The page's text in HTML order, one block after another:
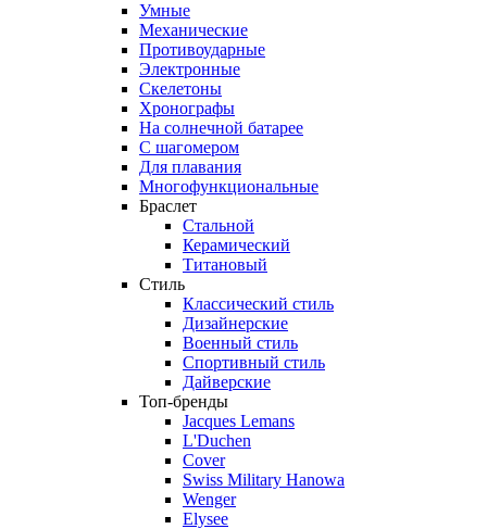
Умные
Механические
Противоударные
Электронные
Скелетоны
Хронографы
На солнечной батарее
С шагомером
Для плавания
Многофункциональные
Браслет
Стальной
Керамический
Титановый
Стиль
Классический стиль
Дизайнерские
Военный стиль
Спортивный стиль
Дайверские
Топ-бренды
Jacques Lemans
L'Duchen
Cover
Swiss Military Hanowa
Wenger
Elysee